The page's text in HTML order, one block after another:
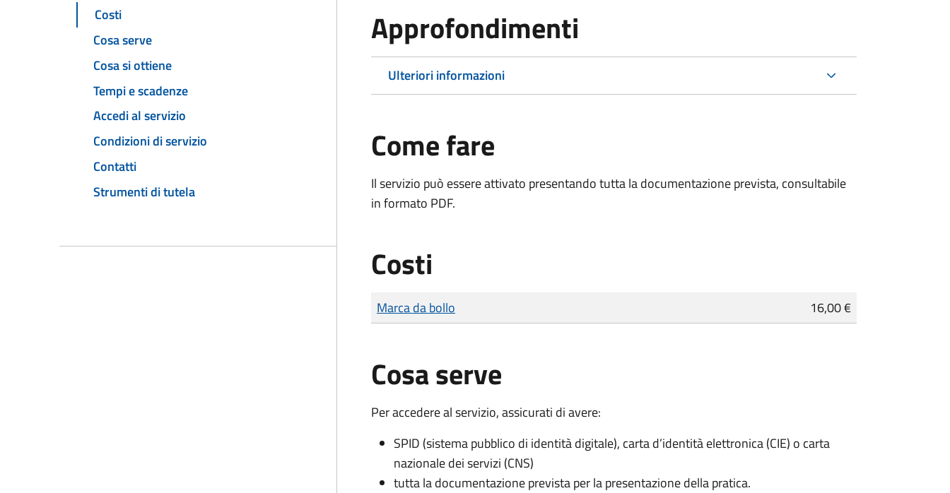
Costi
Cosa serve
Cosa si ottiene
Tempi e scadenze
Accedi al servizio
Condizioni di servizio
Contatti
Strumenti di tutela
Approfondimenti
Ulteriori informazioni
Come fare
Il servizio può essere attivato presentando tutta la documentazione prevista, consultabile
in formato PDF.
Costi
Tipo di pagamento
Importo
Marca da bollo 16,00 €
Cosa serve
Per accedere al servizio, assicurati di avere:
SPID (sistema pubblico di identità digitale), carta d’identità elettronica (CIE) o carta
nazionale dei servizi (CNS)
tutta la documentazione prevista per la presentazione della pratica.